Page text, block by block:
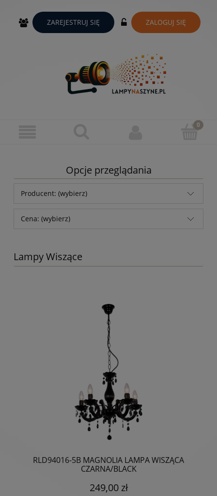
ZAREJESTRUJ SIĘ ZALOGUJ SIĘ
Opcje przeglądania
Producent: (wybierz)
Cena: (wybierz)
Lampy Wiszące
RLD94016-5B MAGNOLIA LAMPA WISZĄCA
CZARNA/BLACK
249,00 zł